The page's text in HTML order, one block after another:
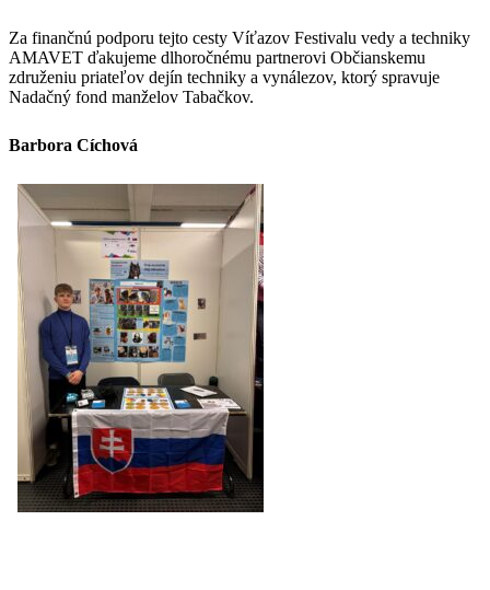
Za finančnú podporu tejto cesty Víťazov Festivalu vedy a techniky
AMAVET ďakujeme dlhoročnému partnerovi Občianskemu
združeniu priateľov dejín techniky a vynálezov, ktorý spravuje
Nadačný fond manželov Tabačkov.
Barbora Cíchová